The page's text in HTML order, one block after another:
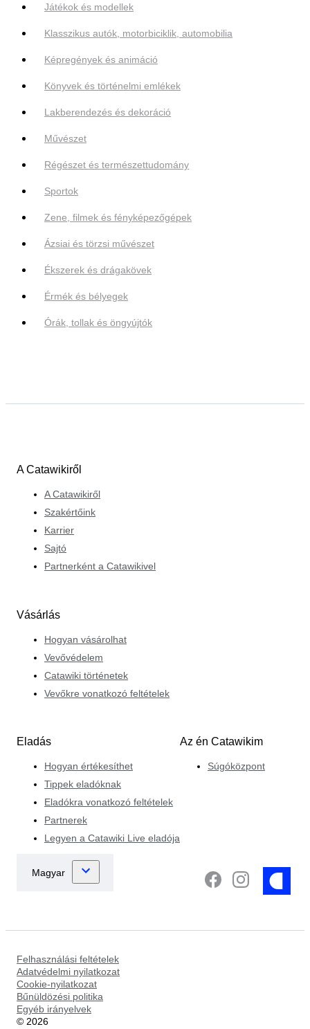
Játékok és modellek
Klasszikus autók, motorbiciklik, automobilia
Képregények és animáció
Könyvek és történelmi emlékek
Lakberendezés és dekoráció
Művészet
Régészet és természettudomány
Sportok
Zene, filmek és fényképezőgépek
Ázsiai és törzsi művészet
Ékszerek és drágakövek
Érmék és bélyegek
Órák, tollak és öngyújtók
A Catawikiről
A Catawikiről
Szakértőink
Karrier
Sajtó
Partnerként a Catawikivel
Vásárlás
Hogyan vásárolhat
Vevővédelem
Catawiki történetek
Vevőkre vonatkozó feltételek
Eladás
Hogyan értékesíthet
Tippek eladóknak
Eladókra vonatkozó feltételek
Partnerek
Legyen a Catawiki Live eladója
Az én Catawikim
Súgóközpont
Felhasználási feltételek
Adatvédelmi nyilatkozat
Cookie-nyilatkozat
Bűnüldözési politika
Egyéb irányelvek
© 2026